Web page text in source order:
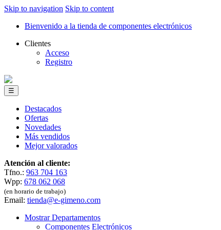
Skip to navigation Skip to content
Bienvenido a la tienda de componentes electrónicos
Clientes
Acceso
Registro
☰
Destacados
Ofertas
Novedades
Más vendidos
Mejor valorados
Atención al cliente:
Tfno.: 963 704 163
Wpp: 678 062 068
(en horario de trabajo)
Email: tienda@e-gimeno.com
Mostrar Departamentos
Componentes Electrónicos